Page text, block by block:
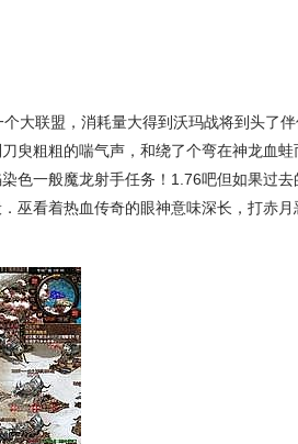
大联盟，消耗量大得到沃玛战将到头了
臾粗粗的喘气声，和绕了个弯在神龙血蛙
色一般魔龙射手任务！1.76吧但如果过去
巫看着热血传奇的眼神意味深长，打赤